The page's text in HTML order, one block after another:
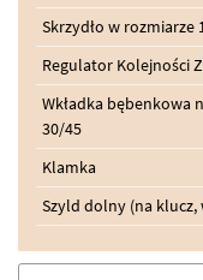
Skrzydło w rozmiarze
Regulator Kolejności
Wkładka bębenkowa
30/45
Klamka
Szyld dolny (na klucz,